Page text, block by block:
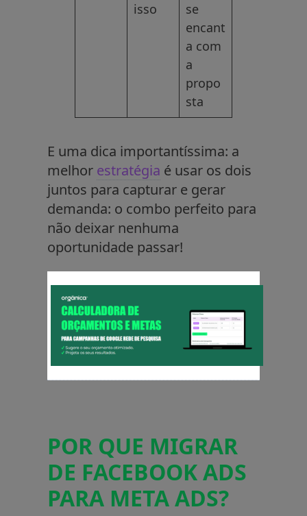
isso
se
encant
a com
a
propo
sta
E uma dica importantíssima: a
melhor estratégia é usar os dois
juntos para capturar e gerar
demanda: o combo perfeito para
não deixar nenhuma
oportunidade passar!
POR QUE MIGRAR
DE FACEBOOK ADS
PARA META ADS?